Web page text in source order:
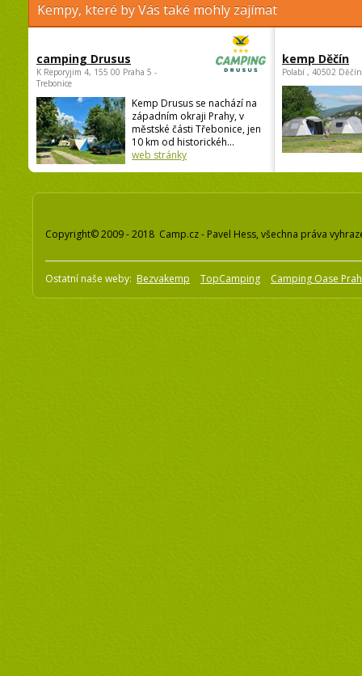
Kempy, které by Vás také mohly zajímat
camping Drusus
K Reporyjim 4, 155 00 Praha 5 -
Trebonice
Kemp Drusus se nachází na
západním okraji Prahy, v
městské části Třebonice, jen
10 km od historickéh...
web stránky
kemp Děčín
Polabí , 40502 Děčín
Copyright© 2009 - 2018 Camp.cz - Pavel Hess, všechna práva
Ostatní naše weby: Bezvakemp TopCamping Camping Oase